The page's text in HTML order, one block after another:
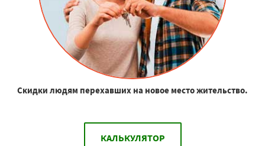
Скидки людям перехавших на новое место жительство.
КАЛЬКУЛЯТОР